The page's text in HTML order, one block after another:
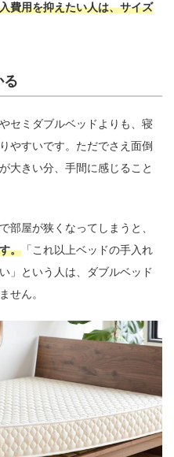
費用を抑えたい人は、サイズ
る
セミダブルベッドよりも、寝
やすいです。ただでさえ面倒
大きい分、手間に感じること
部屋が狭くなってしまうと、
。 「これ以上ベッドの手入れ
」という人は、ダブルベッド
せん。